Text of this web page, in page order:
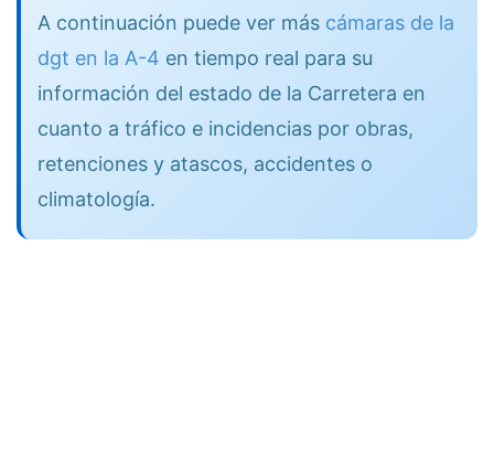
A continuación puede ver más cámaras de la
dgt en la A-4 en tiempo real para su
información del estado de la Carretera en
cuanto a tráfico e incidencias por obras,
retenciones y atascos, accidentes o
climatología.